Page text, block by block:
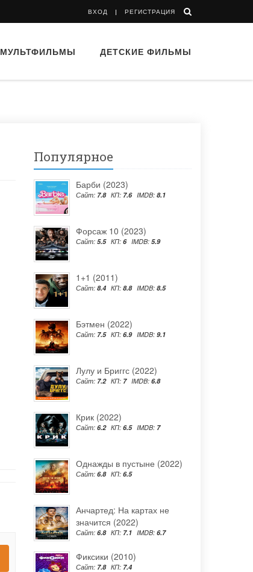
ВХОД РЕГИСТРАЦИЯ
МУЛЬТФИЛЬМЫ ДЕТСКИЕ ФИЛЬМЫ
Популярное
Барби (2023)
Сайт: 7.8 КП: 7.6 IMDB: 8.1
Форсаж 10 (2023)
Сайт: 5.5 КП: 6 IMDB: 5.9
1+1 (2011)
Сайт: 8.4 КП: 8.8 IMDB: 8.5
Бэтмен (2022)
Сайт: 7.5 КП: 6.9 IMDB: 9.1
Лулу и Бриггс (2022)
Сайт: 7.2 КП: 7 IMDB: 6.8
Крик (2022)
Сайт: 6.2 КП: 6.5 IMDB: 7
Однажды в пустыне (2022)
Сайт: 6.8 КП: 6.5
Анчартед: На картах не
значится (2022)
Сайт: 6.8 КП: 7.1 IMDB: 6.7
Фиксики (2010)
Сайт: 7.8 КП: 7.4